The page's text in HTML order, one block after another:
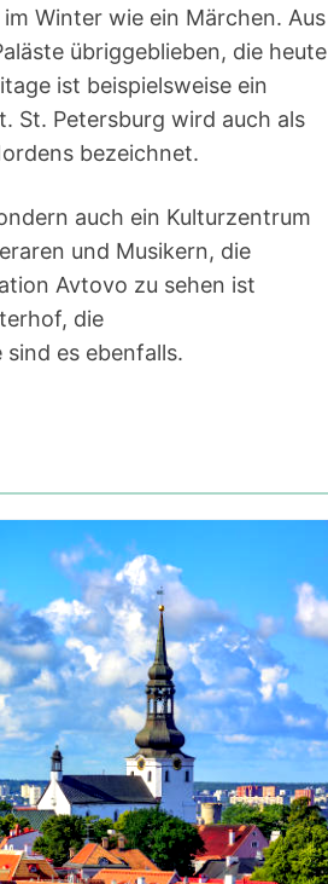
Winter wie ein Märchen. Aus
übriggeblieben, die heute
ist beispielsweise ein
St. Petersburg wird auch als
bezeichnet.
auch ein Kulturzentrum
und Musikern, die
Avtovo zu sehen ist
die
es ebenfalls.